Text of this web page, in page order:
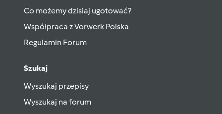
Co możemy dzisiaj ugotować?
Współpraca z Vorwerk Polska
Regulamin Forum
Szukaj
Wyszukaj przepisy
Wyszukaj na forum